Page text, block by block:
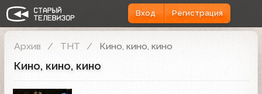
Вход Регистрация
Архив ТНТ Кино, кино, кино
Кино, кино, кино